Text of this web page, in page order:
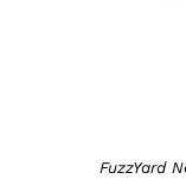
FuzzYard